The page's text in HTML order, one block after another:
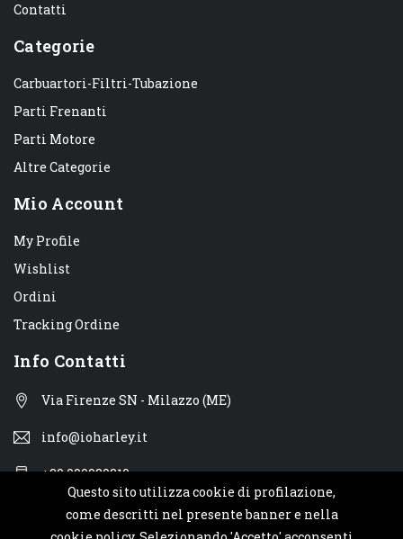
Contatti
Categorie
Carbuartori-Filtri-Tubazione
Parti Frenanti
Parti Motore
Altre Categorie
Mio Account
My Profile
Wishlist
Ordini
Tracking Ordine
Info Contatti
Via Firenze SN - Milazzo (ME)
info@ioharley.it
+39 090930310
Questo sito utilizza cookie di profilazione,
come descritti nel presente banner e nella